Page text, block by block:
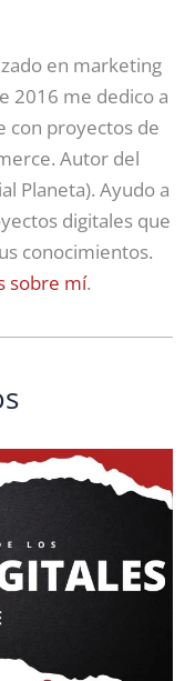
en marketing
2016 me dedico a
con proyectos de
Autor del
Planeta). Ayudo a
digitales que
conocimientos.
sobre mí.